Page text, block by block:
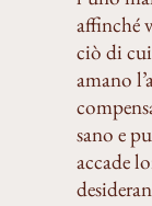
affinché
ciò di
amano
sano e
accade